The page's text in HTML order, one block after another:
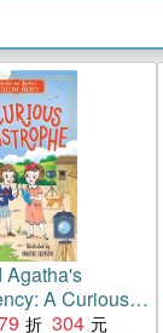
Agatha's
A Curious
304